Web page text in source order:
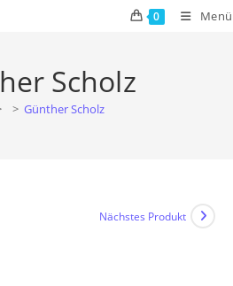
0 Menü
Scholz
> Günther Scholz
Nächstes Produkt